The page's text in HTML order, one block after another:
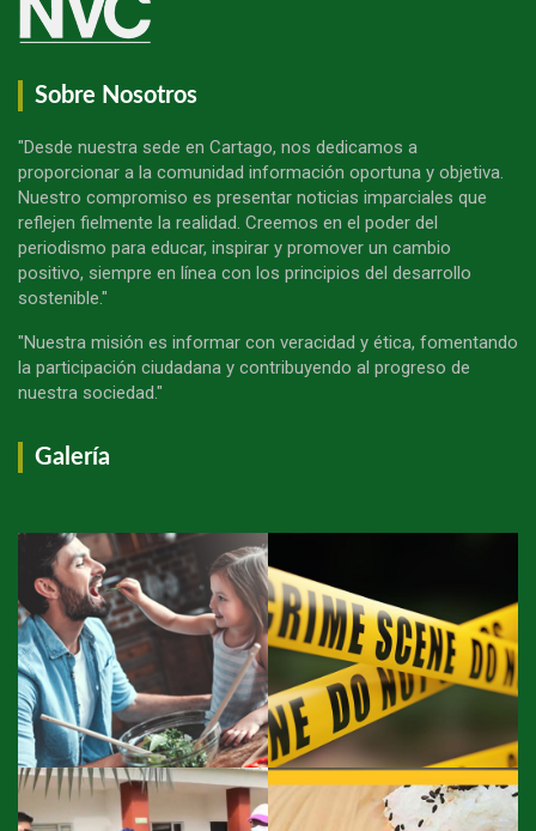
Sobre Nosotros
"Desde nuestra sede en Cartago, nos dedicamos a
proporcionar a la comunidad información oportuna y objetiva.
Nuestro compromiso es presentar noticias imparciales que
reflejen fielmente la realidad. Creemos en el poder del
periodismo para educar, inspirar y promover un cambio
positivo, siempre en línea con los principios del desarrollo
sostenible."
"Nuestra misión es informar con veracidad y ética, fomentando
la participación ciudadana y contribuyendo al progreso de
nuestra sociedad."
Galería